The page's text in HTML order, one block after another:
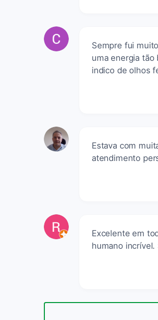
Sempre fui
uma energia
indico de olhos
Estava com
atendimento
Excelente em
humano